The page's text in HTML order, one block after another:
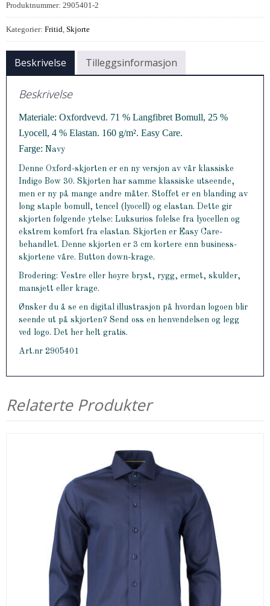
Produktnummer: 2905401-2
Kategorier: Fritid, Skjorte
Beskrivelse Tilleggsinformasjon
Beskrivelse
Materiale: Oxfordvevd. 71 % Langfibret Bomull, 25 %
Lyocell, 4 % Elastan. 160 g/m². Easy Care.
Farge: Navy
Denne Oxford-skjorten er en ny versjon av vår klassiske
Indigo Bow 30. Skjorten har samme klassiske utseende,
men er ny på mange andre måter. Stoffet er en blanding av
long staple bomull, tencel (lyocell) og elastan. Dette gir
skjorten følgende ytelse: Luksuriøs følelse fra lyocellen og
ekstrem komfort fra elastan. Skjorten er Easy Care-
behandlet. Denne skjorten er 3 cm kortere enn business-
skjortene våre. Button down-krage.
Brodering: Vestre eller høyre bryst, rygg, ermet, skulder,
mansjett eller krage.
Ønsker du å se en digital illustrasjon på hvordan logoen blir
seende ut på skjorten? Send oss en henvendelsen og legg
ved logo. Det her helt gratis.
Art.nr 2905401
Relaterte Produkter